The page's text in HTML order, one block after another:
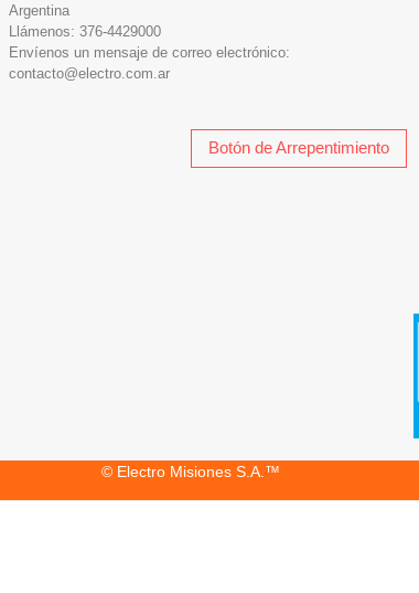
Argentina
Llámenos: 376-4429000
Envíenos un mensaje de correo electrónico:
contacto@electro.com.ar
Botón de Arrepentimiento
© Electro Misiones S.A.™